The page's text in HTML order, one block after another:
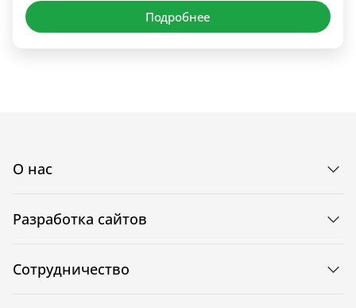
Подробнее
О нас
Разработка сайтов
Сотрудничество